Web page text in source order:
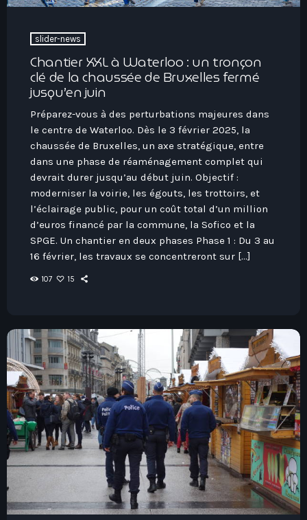
slider-news
Chantier XXL à Waterloo : un tronçon
clé de la chaussée de Bruxelles fermé
jusqu’en juin
Préparez-vous à des perturbations majeures dans
le centre de Waterloo. Dès le 3 février 2025, la
chaussée de Bruxelles, un axe stratégique, entre
dans une phase de réaménagement complet qui
devrait durer jusqu’au début juin. Objectif :
moderniser la voirie, les égouts, les trottoirs, et
l’éclairage public, pour un coût total d’un million
d’euros financé par la commune, la Sofico et la
SPGE. Un chantier en deux phases Phase 1 : Du 3 au
16 février, les travaux se concentreront sur […]
107 15